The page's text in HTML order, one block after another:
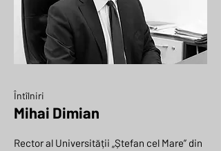
Întîlniri
Mihai Dimian
Rector al Universității „Ștefan cel Mare” din